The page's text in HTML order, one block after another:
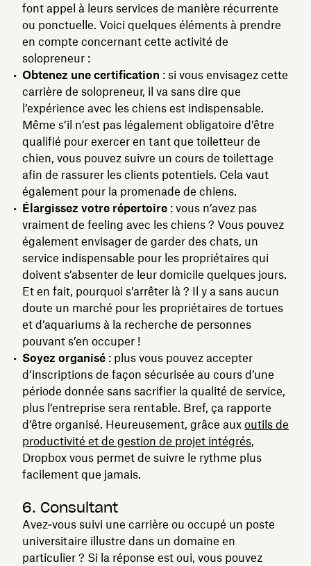
font appel à leurs services de manière récurrente
ou ponctuelle. Voici quelques éléments à prendre
en compte concernant cette activité de
solopreneur :
Obtenez une certification : si vous envisagez cette
carrière de solopreneur, il va sans dire que
l’expérience avec les chiens est indispensable.
Même s’il n’est pas légalement obligatoire d’être
qualifié pour exercer en tant que toiletteur de
chien, vous pouvez suivre un cours de toilettage
afin de rassurer les clients potentiels. Cela vaut
également pour la promenade de chiens.
Élargissez votre répertoire : vous n’avez pas
vraiment de feeling avec les chiens ? Vous pouvez
également envisager de garder des chats, un
service indispensable pour les propriétaires qui
doivent s’absenter de leur domicile quelques jours.
Et en fait, pourquoi s’arrêter là ? Il y a sans aucun
doute un marché pour les propriétaires de tortues
et d’aquariums à la recherche de personnes
pouvant s’en occuper !
Soyez organisé : plus vous pouvez accepter
d’inscriptions de façon sécurisée au cours d’une
période donnée sans sacrifier la qualité de service,
plus l’entreprise sera rentable. Bref, ça rapporte
d’être organisé. Heureusement, grâce aux outils de
productivité et de gestion de projet intégrés,
Dropbox vous permet de suivre le rythme plus
facilement que jamais.
6. Consultant
Avez‑vous suivi une carrière ou occupé un poste
universitaire illustre dans un domaine en
particulier ? Si la réponse est oui, vous pouvez